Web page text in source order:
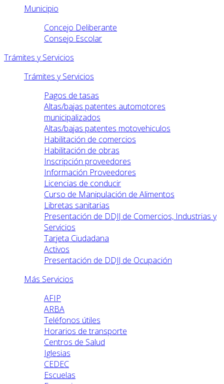
Municipio
Concejo Deliberante
Consejo Escolar
Trámites y Servicios
Trámites y Servicios
Pagos de tasas
Altas/bajas patentes automotores
municipalizados
Altas/bajas patentes motovehiculos
Habilitación de comercios
Habilitación de obras
Inscripción proveedores
Información Proveedores
Licencias de conducir
Curso de Manipulación de Alimentos
Libretas sanitarias
Presentación de DDJJ de Comercios, Industrias y
Servicios
Tarjeta Ciudadana
Activos
Presentación de DDJJ de Ocupación
Más Servicios
AFIP
ARBA
Teléfonos útiles
Horarios de transporte
Centros de Salud
Iglesias
CEDEC
Escuelas